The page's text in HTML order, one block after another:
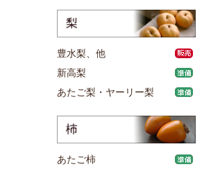
豊水梨、他
新高梨
あたご梨・ヤーリー梨
あたご柿